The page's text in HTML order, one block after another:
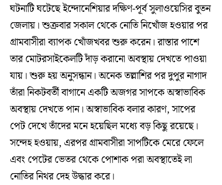
ঘটনাটি ঘটেছে ইন্দোনেশিয়ার দক্ষিণ-পূর্ব সুলাওয়েসির বুতন
জেলায়। শুক্রবার সকাল থেকে নোতি নিখোঁজ হওয়ার পর
গ্রামবাসীরা ব্যাপক খোঁজখবর শুরু করেন। রাস্তার পাশে
তার মোটরসাইকেলটি দাঁড় করানো অবস্থায় দেখতে পাওয়া
যায়। শুরু হয় অনুসন্ধান। অনেক তল্লাশির পর দুপুর নাগাদ
তাঁরা নিকটবর্তী বাগানে একটি অজগর সাপকে অস্বাভাবিক
অবস্থায় দেখতে পান। অস্বাভাবিক বলার কারণ, সাপের
পেট দেখে তাঁদের মনে হয়েছিল মধ্যে বড় কিছু রয়েছে।
সন্দেহ হওয়ায়, এরপর গ্রামবাসীরা সাপটিকে মেরে ফেলে
এবং পেটের ভেতর থেকে পোশাক পরা অবস্থাতেই লা
নোতির নিথর দেহ উদ্ধার করে।